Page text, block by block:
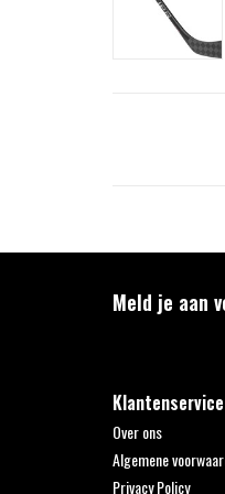
Meld je aan
Klantenservice
Over ons
Algemene
Privacy Policy